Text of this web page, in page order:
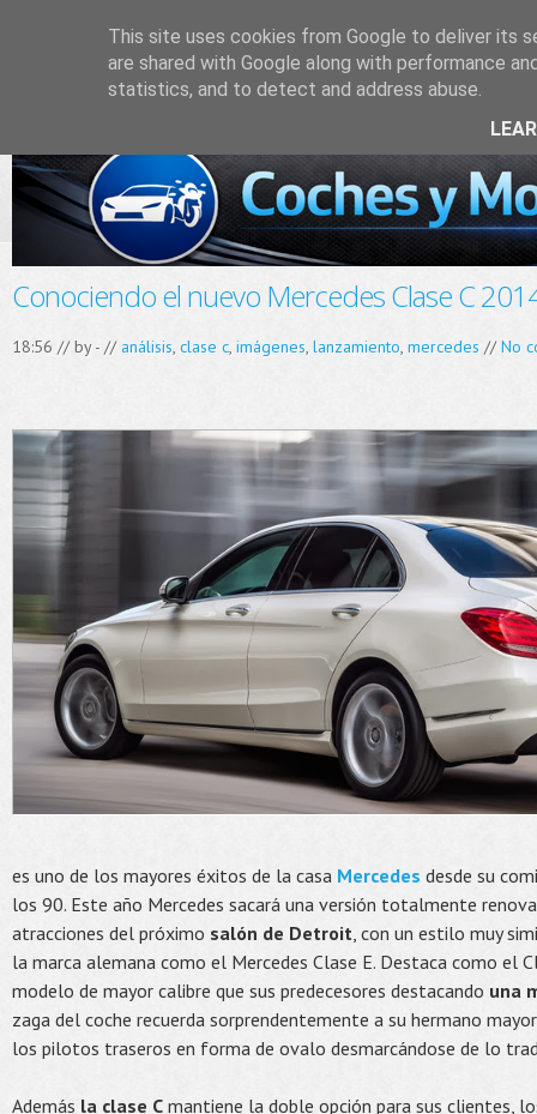
Conociendo el nuevo Mercedes Clase C
18:56 // by- // análisis, clase c, imágenes, lanzamiento, mercedes //No
es uno de los mayores éxitos de la casa Mercedes desde su
los 90. Este año Mercedes sacará una versión totalmente
atracciones del próximo salón de Detroit, con un estilo muy
la marca alemana como el Mercedes Clase E. Destaca como el
modelo de mayor calibre que sus predecesores destacando una
zaga del coche recuerda sorprendentemente a su hermano
los pilotos traseros en forma de ovalo desmarcándose de lo
Además la clase C mantiene la doble opción para sus clientes,
This site uses cookies from Google to deliver its
are shared with Google along with performance
statistics, and to detect and address abuse.